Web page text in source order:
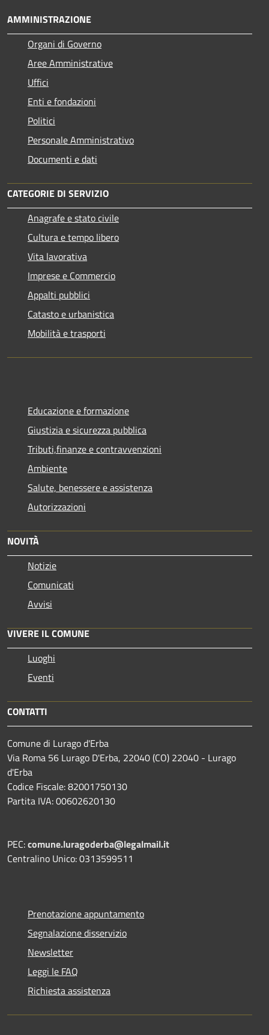
AMMINISTRAZIONE
Organi di Governo
Aree Amministrative
Uffici
Enti e fondazioni
Politici
Personale Amministrativo
Documenti e dati
CATEGORIE DI SERVIZIO
Anagrafe e stato civile
Cultura e tempo libero
Vita lavorativa
Imprese e Commercio
Appalti pubblici
Catasto e urbanistica
Mobilità e trasporti
Educazione e formazione
Giustizia e sicurezza pubblica
Tributi,finanze e contravvenzioni
Ambiente
Salute, benessere e assistenza
Autorizzazioni
NOVITÀ
Notizie
Comunicati
Avvisi
VIVERE IL COMUNE
Luoghi
Eventi
CONTATTI
Comune di Lurago d'Erba
Via Roma 56 Lurago D'Erba, 22040 (CO) 22040 - Lurago
d'Erba
Codice Fiscale: 82001750130
Partita IVA: 00602620130
PEC:comune.luragoderba@legalmail.it
Centralino Unico: 0313599511
Prenotazione appuntamento
Segnalazione disservizio
Newsletter
Leggi le FAQ
Richiesta assistenza